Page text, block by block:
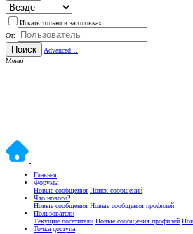
Искать только в заголовках
От:
Поиск
Advanced…
Меню
Главная
Форумы
Новые сообщения Поиск сообщений
Что нового?
Новые сообщения Новые сообщения профилей
Пользователи
Текущие посетители Новые сообщения профилей
Точка доступа